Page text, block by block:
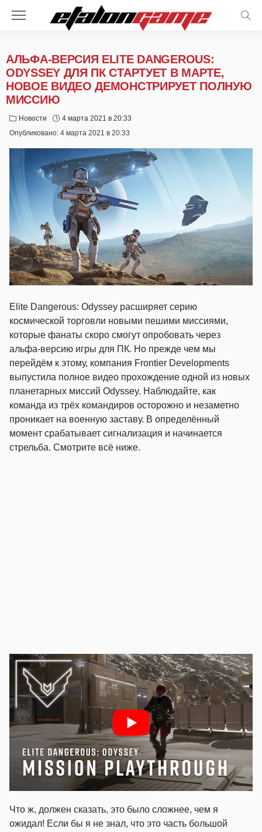
АЛЬФА-ВЕРСИЯ ELITE DANGEROUS:
ODYSSEY ДЛЯ ПК СТАРТУЕТ В МАРТЕ,
НОВОЕ ВИДЕО ДЕМОНСТРИРУЕТ ПОЛНУЮ
МИССИЮ
Новости
4 марта 2021 в 20:33
Опубликовано: 4 марта 2021 в 20:33
Elite Dangerous: Odyssey расширяет серию
космической торговли новыми пешими миссиями,
которые фанаты скоро смогут опробовать через
альфа-версию игры для ПК. Но прежде чем мы
перейдём к этому, компания Frontier Developments
выпустила полное видео прохождение одной из новых
планетарных миссий Odyssey. Наблюдайте, как
команда из трёх командиров осторожно и незаметно
проникает на военную заставу. В определённый
момент срабатывает сигнализация и начинается
стрельба. Смотрите всё ниже.
Что ж, должен сказать, это было сложнее, чем я
ожидал! Если бы я не знал, что это часть большой